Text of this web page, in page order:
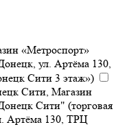
«Метроспорт»
ул. Артёма 130,
Сити 3 этаж»)
Сити, Магазин
Сити" (торговая
Артёма 130, ТРЦ